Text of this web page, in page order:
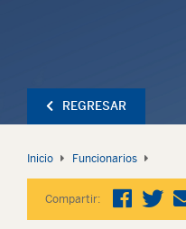
REGRESAR
Inicio Funcionarios
Compartir: